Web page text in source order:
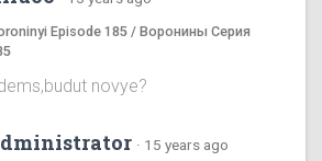
Episode 185 / Воронины Серия
novye?
· 15 years ago